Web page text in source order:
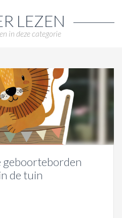
LEZEN
in deze categorie
geboorteborden
de tuin